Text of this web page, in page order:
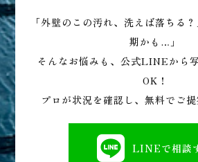
「外壁のこの汚れ、洗えば落ちる
期かも…」
そんなお悩みも、公式LINEから
OK！
プロが状況を確認し、無料でご提
LINEで相談